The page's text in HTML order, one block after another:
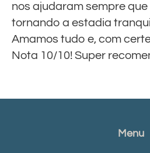
nos ajudaram sempre
tornando a estadia
Amamos tudo e, com
Nota 10/10! Super
Menu